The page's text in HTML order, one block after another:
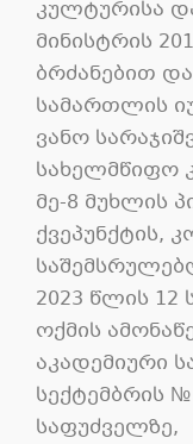
კულტურისა
მინისტრის
ბრძანებით
სამართლის
ვანო
სახელმწიფო
მე-8 მუხლის
ქვეპუნქტის,
2023 წლის 12
ოქმის
აკადემიური
სექტემბრის
საფუძველზე,